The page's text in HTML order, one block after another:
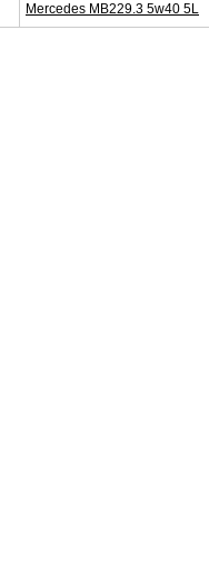
Mercedes MB229.3 5w40 5L